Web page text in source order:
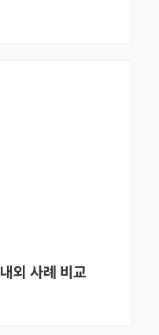
외 사례 비교